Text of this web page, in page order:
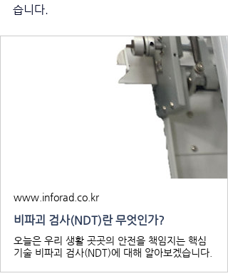
습니다.
www.inforad.co.kr
비파괴 검사(NDT)란 무엇인가?
오늘은 우리 생활 곳곳의 안전을 책임지는 핵심
기술 비파괴 검사(NDT)에 대해 알아보겠습니다.